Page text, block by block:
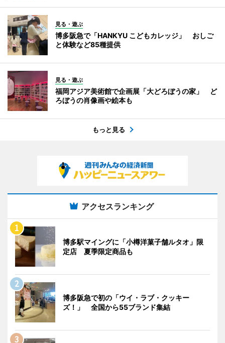
見る・遊ぶ
博多阪急で「HANKYU こどもカレッジ」 おしご
と体験など85種提供
見る・遊ぶ
福岡アジア美術館で企画展「大どろぼうの家」 ど
ろぼうの肖像画や絵本も
もっと見る
アクセスランキング
博多駅マイングに「小樽洋菓子舗ルタオ」限
定店 夏季限定商品も
博多阪急で初の「ウイ・ラブ・クッキー
ズ！」 全国から55ブランド集結